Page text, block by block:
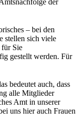
der
– bei den
stellen sich viele
Sie
gestellt werden. Für
bedeutet auch, dass
alle Mitglieder
Amt in unserer
uns hier auch Frauen